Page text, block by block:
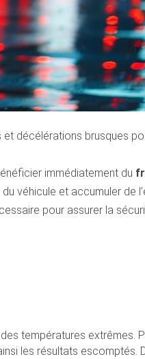
décélérations brusques
immédiatement du
véhicule et accumuler de
pour assurer la
températures extrêmes.
les résultats escomptés.